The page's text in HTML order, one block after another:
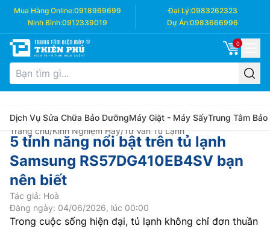
Mua Hàng Online:0918969699 Đại Lý:0983262323
Ninh Bình:0912339019 Dự Án:0983666996
0
Dịch Vụ Sửa Chữa Bảo DưỡngMáy Giặt - Máy SấyTrung Tâm Bảo
Trang chủ/Kinh Nghiệm Hay/Tư Vấn Tủ Lạnh
5 tính năng nổi bật trên tủ lạnh
Samsung RS57DG410EB4SV bạn
nên biết
Tác giả: Hoà
Đăng ngày: 04/06/2026, lúc 00:00
Trong cuộc sống hiện đại, tủ lạnh không chỉ đơn thuần